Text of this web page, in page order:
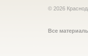
© 2026
Все